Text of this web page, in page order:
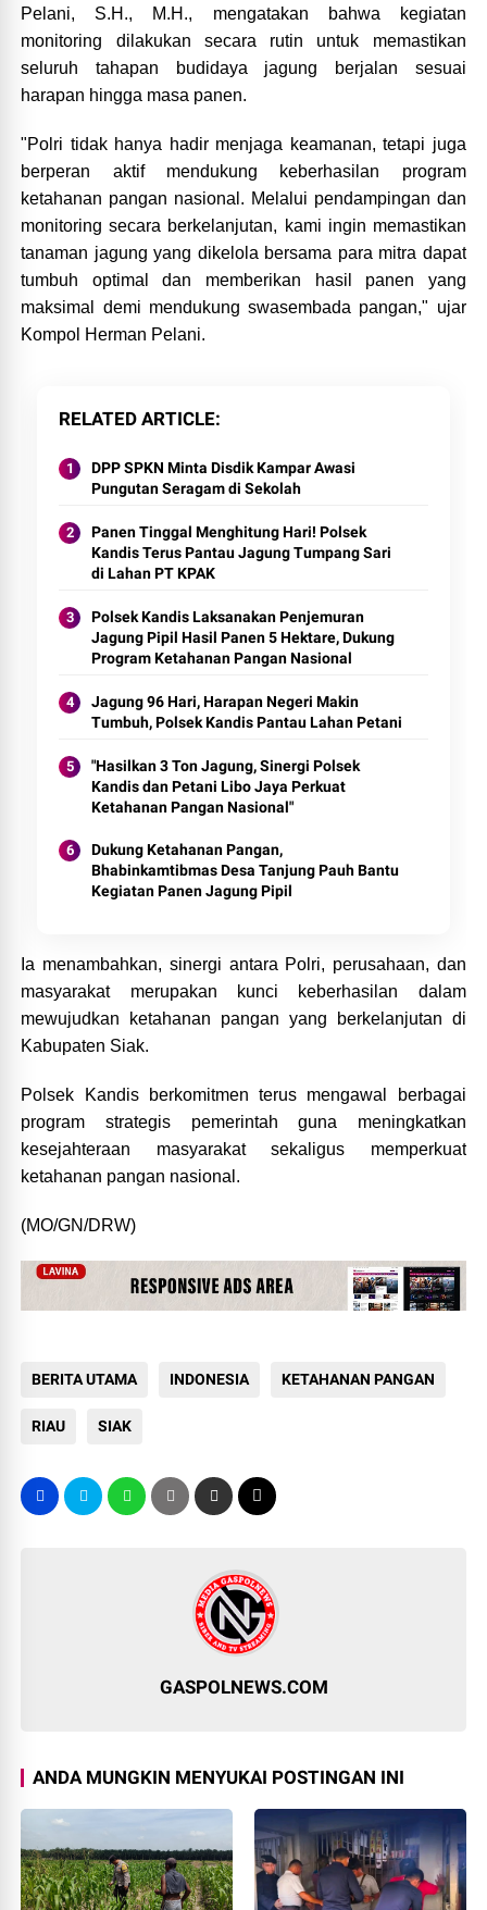
Pelani, S.H., M.H., mengatakan bahwa kegiatan
monitoring dilakukan secara rutin untuk memastikan
seluruh tahapan budidaya jagung berjalan sesuai
harapan hingga masa panen.
"Polri tidak hanya hadir menjaga keamanan, tetapi juga
berperan aktif mendukung keberhasilan program
ketahanan pangan nasional. Melalui pendampingan dan
monitoring secara berkelanjutan, kami ingin memastikan
tanaman jagung yang dikelola bersama para mitra dapat
tumbuh optimal dan memberikan hasil panen yang
maksimal demi mendukung swasembada pangan," ujar
Kompol Herman Pelani.
RELATED ARTICLE
DPP SPKN Minta Disdik Kampar Awasi
Pungutan Seragam di Sekolah
Panen Tinggal Menghitung Hari! Polsek
Kandis Terus Pantau Jagung Tumpang Sari
di Lahan PT KPAK
Polsek Kandis Laksanakan Penjemuran
Jagung Pipil Hasil Panen 5 Hektare, Dukung
Program Ketahanan Pangan Nasional
Jagung 96 Hari, Harapan Negeri Makin
Tumbuh, Polsek Kandis Pantau Lahan Petani
"Hasilkan 3 Ton Jagung, Sinergi Polsek
Kandis dan Petani Libo Jaya Perkuat
Ketahanan Pangan Nasional"
Dukung Ketahanan Pangan,
Bhabinkamtibmas Desa Tanjung Pauh Bantu
Kegiatan Panen Jagung Pipil
Ia menambahkan, sinergi antara Polri, perusahaan, dan
masyarakat merupakan kunci keberhasilan dalam
mewujudkan ketahanan pangan yang berkelanjutan di
Kabupaten Siak.
Polsek Kandis berkomitmen terus mengawal berbagai
program strategis pemerintah guna meningkatkan
kesejahteraan masyarakat sekaligus memperkuat
ketahanan pangan nasional.
(MO/GN/DRW)
BERITA UTAMA INDONESIA KETAHANAN PANGAN
RIAU SIAK
GASPOLNEWS.COM
ANDA MUNGKIN MENYUKAI POSTINGAN INI